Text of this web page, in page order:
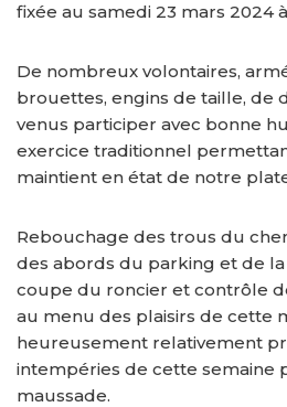
fixée au samedi 23 mars 2024
De nombreux volontaires,
brouettes, engins de taille, de
venus participer avec bonne
exercice traditionnel
maintient en état de notre
Rebouchage des trous du
des abords du parking et de la
coupe du roncier et contrôle
au menu des plaisirs de cette
heureusement relativement
intempéries de cette semaine
maussade.